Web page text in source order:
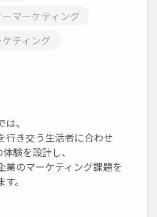
マーケティング
ティング
、
行き交う生活者に合わせ
験を設計し、
業のマーケティング課題を
。